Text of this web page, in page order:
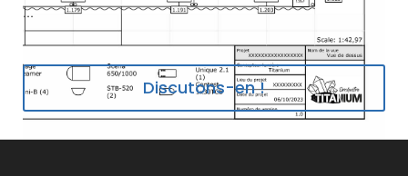
...
Discutons-en !